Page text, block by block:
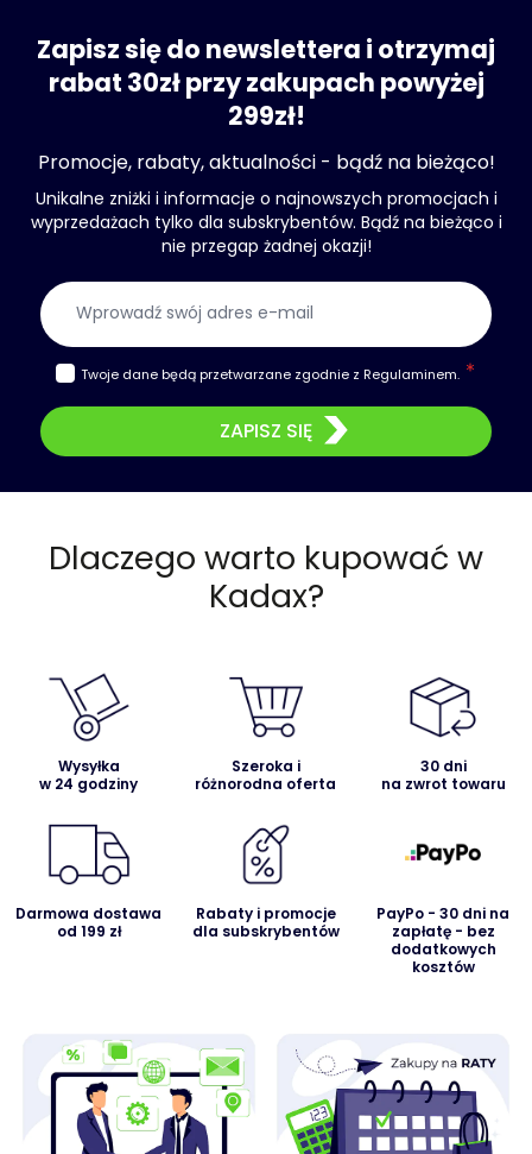
Zapisz się do newslettera i otrzymaj
rabat 30zł przy zakupach powyżej
299zł!
Promocje, rabaty, aktualności - bądź na bieżąco!
Unikalne zniżki i informacje o najnowszych promocjach i
wyprzedażach tylko dla subskrybentów. Bądź na bieżąco i
nie przegap żadnej okazji!
Twoje dane będą przetwarzane zgodnie z Regulaminem.
ZAPISZ SIĘ
Dlaczego warto kupować w
Kadax?
Wysyłka
w 24 godziny
Szeroka i
różnorodna oferta
30 dni
na zwrot towaru
Darmowa dostawa
od 199 zł
Rabaty i promocje
dla subskrybentów
PayPo - 30 dni na
zapłatę - bez
dodatkowych
kosztów